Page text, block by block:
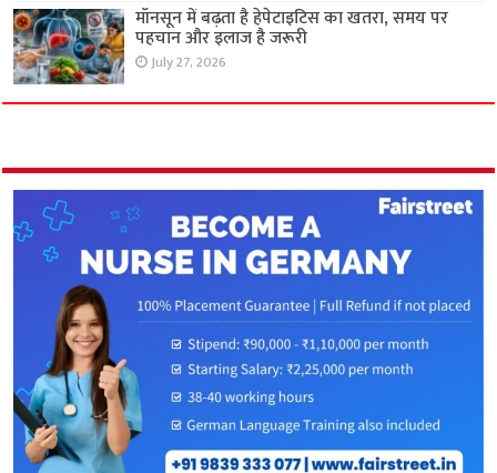
मॉनसून में बढ़ता है हेपेटाइटिस का खतरा, समय पर
पहचान और इलाज है जरूरी
July 27, 2026